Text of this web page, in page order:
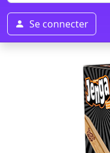
Se connecter